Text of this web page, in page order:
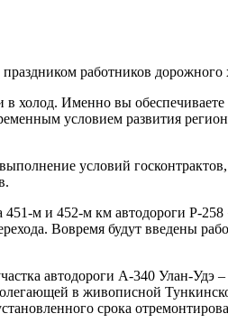
работников дорожного
Именно вы
условием развития
условий
м и 452-м км автодороги Р-
Вовремя будут введены
автодороги А-340 Улан-
в живописной
срока